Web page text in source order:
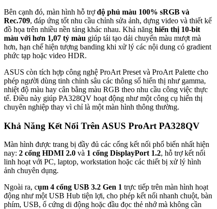
Bên cạnh đó, màn hình hỗ trợđộ phủ màu 100% sRGB và
Rec.709, đáp ứng tốt nhu cầu chỉnh sửa ảnh, dựng video và thiết kế
đồ họa trên nhiều nền tảng khác nhau. Khả năng hiển thị 10-bit
màu với hơn 1,07 tỷ màu giúp tái tạo dải chuyển màu mượt mà
hơn, hạn chế hiện tượng banding khi xử lý các nội dung có gradient
phức tạp hoặc video HDR.
ASUS còn tích hợp công nghệ ProArt Preset và ProArt Palette cho
phép người dùng tinh chỉnh sâu các thông số hiển thị như gamma,
nhiệt độ màu hay cân bằng màu RGB theo nhu cầu công việc thực
tế. Điều này giúp PA328QV hoạt động như một công cụ hiển thị
chuyên nghiệp thay vì chỉ là một màn hình thông thường.
Khả Năng Kết Nối Trên ASUS ProArt PA328QV
Màn hình được trang bị đầy đủ các cổng kết nối phổ biến nhất hiện
nay: 2 cổng HDMI 2.0 và 1 cổng DisplayPort 1.2, hỗ trợ kết nối
linh hoạt với PC, laptop, workstation hoặc các thiết bị xử lý hình
ảnh chuyên dụng.
Ngoài ra, cụm 4 cổng USB 3.2 Gen 1 trực tiếp trên màn hình hoạt
động như một USB Hub tiện lợi, cho phép kết nối nhanh chuột, bàn
phím, USB, ổ cứng di động hoặc đầu đọc thẻ nhớ mà không cần